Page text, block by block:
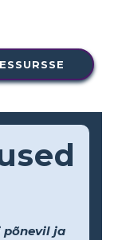
põnevil ja